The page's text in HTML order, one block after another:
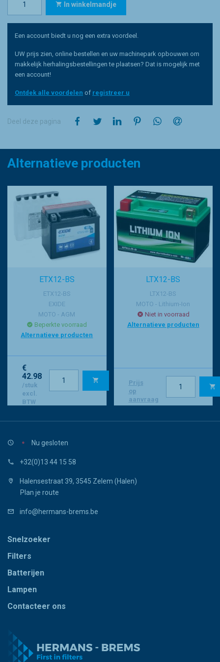
In winkelmandje
Een account biedt u nog een extra voordeel.
UW prijs zien, online bestellen en uw machinepark opbouwen om
makkelijk herhalingsbestellingen te plaatsen? Dat is mogelijk met
een account!
Ontdek alle voordelen of registreer u
Deel deze pagina op Facebookop Twitterop LinkedInop Pinterestop WhatsApp
Alternatieve producten
ETX12-BS
ETX12-BS
EXIDE
MOTO - AGM
Beperkte voorraad
Alternatieve producten
€
42.98
/stuk
excl.
BTW
LTX12-BS
LTX12-BS
MOTO - Lithium-Ion
Niet in voorraad
Alternatieve producten
Prijs
op
aanvraag
Nu gesloten
+32(0)13 44 15 58
Halensestraat 39, 3545 Zelem (Halen)
Plan je route
info@hermans-brems.be
Snelzoeker
Filters
Batterijen
Lampen
Contacteer ons